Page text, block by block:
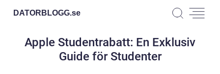
DATORBLOGG.se
Apple Studentrabatt: En Exklusiv
Guide för Studenter